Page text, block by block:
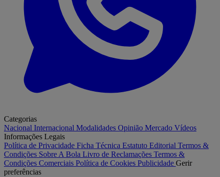
Categorias
Nacional Internacional Modalidades Opinião Mercado Vídeos
Informações Legais
Política de Privacidade Ficha Técnica Estatuto Editorial Termos &
Condições Sobre A Bola Livro de Reclamações Termos &
Condições Comerciais Política de Cookies Publicidade Gerir
preferências